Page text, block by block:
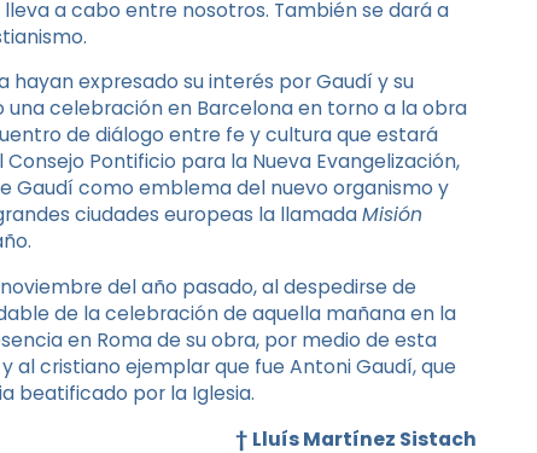
a cabo entre nosotros. También se dará a
hayan expresado su interés por Gaudí y su
celebración en Barcelona en torno a la obra
de diálogo entre fe y cultura que estará
Pontificio para la Nueva Evangelización,
Gaudí como emblema del nuevo organismo y
ciudades europeas la llamadaMisión
del año pasado, al despedirse de
de la celebración de aquella mañana en la
en Roma de su obra, por medio de esta
al cristiano ejemplar que fue Antoni Gaudí, que
beatificado por la Iglesia.
† Lluís Martínez Sistach